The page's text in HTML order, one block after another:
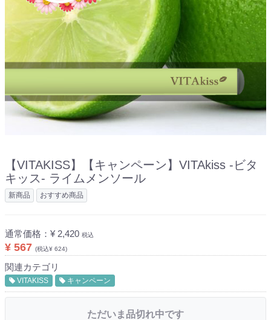
【VITAKISS】
【キャンペーン】VITAkiss -ビタ
キッス- ライムメンソール
新商品 おすすめ商品
通常価格： ¥ 2,420 税込
¥ 567 (税込¥ 624)
関連カテゴリ
VITAKISS キャンペーン
ただいま品切れ中です